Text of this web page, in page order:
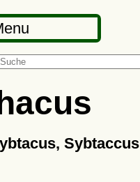
Sybtaccus